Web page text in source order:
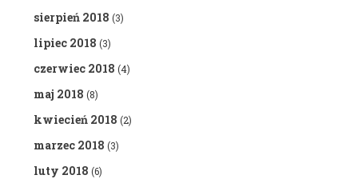
sierpień 2018 (3)
lipiec 2018 (3)
czerwiec 2018 (4)
maj 2018 (8)
kwiecień 2018 (2)
marzec 2018 (3)
luty 2018 (6)